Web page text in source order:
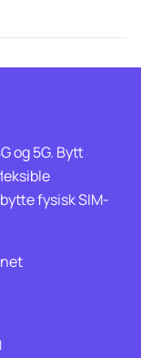
og 5G. Bytt
fysisk SIM-